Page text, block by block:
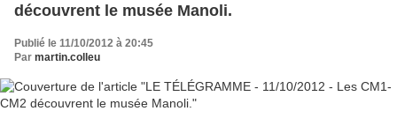
découvrent le musée Manoli.
Publié le 11/10/2012 à 20:45
Par martin.colleu